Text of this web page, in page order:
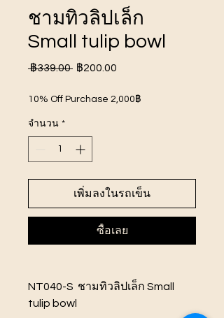
ชามทิวลิปเล็ก
Small tulip bowl
฿339.00 ราคา
฿200.00
ลด
10% Off Purchase 2,000฿
จำนวน *
เพิ่มลงในรถเข็น
ซื้อเลย
NT040-S ชามทิวลิปเล็ก Small
tulip bowl